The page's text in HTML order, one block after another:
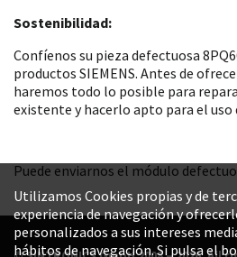
Sostenibilidad:
Confíenos su pieza defectuosa
productos SIEMENS. Antes de
haremos todo lo posible para
existente y hacerlo apto para el uso
Puede enviarnos el módulo
Utilizamos Cookies propias y de
experiencia de navegación y
personalizados a sus intereses
hábitos de navegación. Si pulsa el